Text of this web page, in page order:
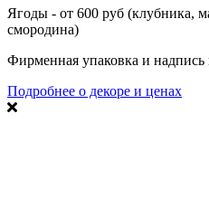
Ягоды - от 600 руб (клубника,
смородина)
Фирменная упаковка и надпись
Подробнее о декоре и ценах